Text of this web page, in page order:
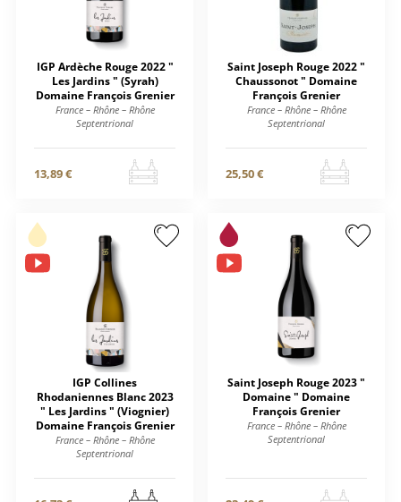
IGP Ardèche Rouge 2022 "
Les Jardins " (Syrah)
Domaine François Grenier
France – Rhône – Rhône
Septentrional
13,89 €
Saint Joseph Rouge 2022 "
Chaussonot " Domaine
François Grenier
France – Rhône – Rhône
Septentrional
25,50 €
IGP Collines
Rhodaniennes Blanc 2023
" Les Jardins " (Viognier)
Domaine François Grenier
France – Rhône – Rhône
Septentrional
Saint Joseph Rouge 2023 "
Domaine " Domaine
François Grenier
France – Rhône – Rhône
Septentrional